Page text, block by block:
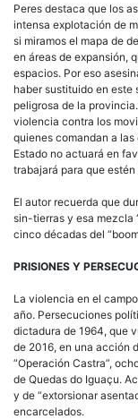
Peres destaca que los
intensa explotación de
si miramos el mapa de
en áreas de expansión,
espacios. Por eso
haber sustituido en este
peligrosa de la
violencia contra los
quienes comandan a
Estado no actuará en
trabajará para que estén
El autor recuerda que
sin-tierras y esa mezcla
cinco décadas del
PRISIONES Y
La violencia en el
año. Persecuciones
dictadura de 1964, que
de 2016, en una acción
“Operación Castra”,
de Quedas do Iguaçu.
y de “extorsionar
encarcelados.